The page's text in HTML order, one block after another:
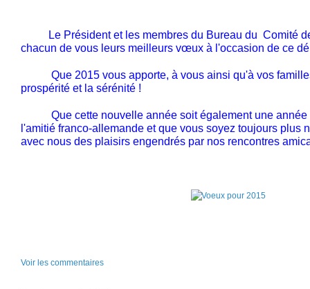
Le Président et les membres du Bureau du Comité
chacun de vous leurs meilleurs vœux à l'occasion de ce
Que 2015 vous apporte, à vous ainsi qu'à vos
prospérité et la sérénité !
Que cette nouvelle année soit également une année
l'amitié franco-allemande et que vous soyez toujours plus
avec nous des plaisirs engendrés par nos rencontres
Voir les commentaires